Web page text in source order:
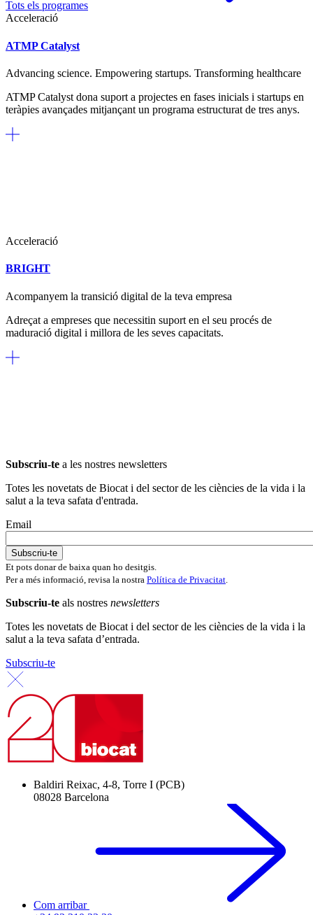
Tots els programes
Acceleració
ATMP Catalyst
Advancing science. Empowering startups. Transforming healthcare
ATMP Catalyst dona suport a projectes en fases inicials i startups en
teràpies avançades mitjançant un programa estructurat de tres anys.
Acceleració
BRIGHT
Acompanyem la transició digital de la teva empresa
Adreçat a empreses que necessitin suport en el seu procés de
maduració digital i millora de les seves capacitats.
Subscriu-te a les nostres newsletters
Totes les novetats de Biocat i del sector de les ciències de la vida i la
salut a la teva safata d'entrada.
Email
Et pots donar de baixa quan ho desitgis.
Per a més informació, revisa la nostra Política de Privacitat
Subscriu-te als nostres newsletters
Totes les novetats de Biocat i del sector de les ciències de la vida i la
salut a la teva safata d’entrada.
Subscriu-te
Baldiri Reixac, 4-8, Torre I (PCB)
08028 Barcelona
Com arribar